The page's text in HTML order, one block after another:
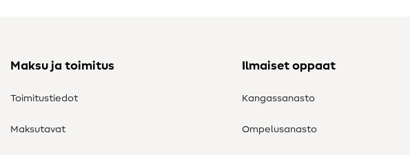
Maksu ja toimitus
Toimitustiedot
Maksutavat
Ilmaiset oppaat
Kangassanasto
Ompelusanasto